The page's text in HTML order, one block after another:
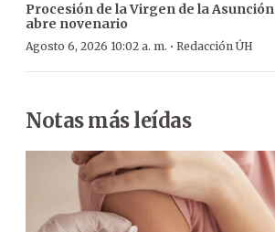
Procesión de la Virgen de la Asunción
abre novenario
Agosto 6, 2026 10:02 a. m. · Redacción ÚH
Notas más leídas